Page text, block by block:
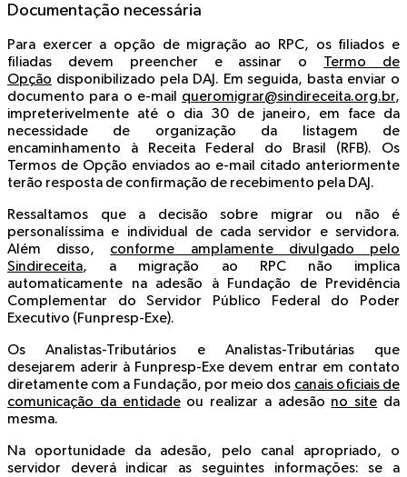
Documentação necessária
Para exercer a opção de migração ao RPC, os filiados e
filiadas devem preencher e assinar o Termo de
Opção disponibilizado pela DAJ. Em seguida, basta enviar o
documento para o e-mail queromigrar@sindireceita.org.br,
impreterivelmente até o dia 30 de janeiro, em face da
necessidade de organização da listagem de
encaminhamento à Receita Federal do Brasil (RFB). Os
Termos de Opção enviados ao e-mail citado anteriormente
terão resposta de confirmação de recebimento pela DAJ.
Ressaltamos que a decisão sobre migrar ou não é
personalíssima e individual de cada servidor e servidora.
Além disso, conforme amplamente divulgado pelo
Sindireceita, a migração ao RPC não implica
automaticamente na adesão à Fundação de Previdência
Complementar do Servidor Público Federal do Poder
Executivo (Funpresp-Exe).
Os Analistas-Tributários e Analistas-Tributárias que
desejarem aderir à Funpresp-Exe devem entrar em contato
diretamente com a Fundação, por meio dos canais oficiais de
comunicação da entidadeou realizar a adesão no site da
mesma.
Na oportunidade da adesão, pelo canal apropriado, o
servidor deverá indicar as seguintes informações: se a